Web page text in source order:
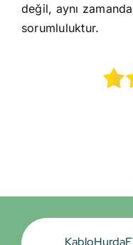
değil, aynı
sorumluluktur.